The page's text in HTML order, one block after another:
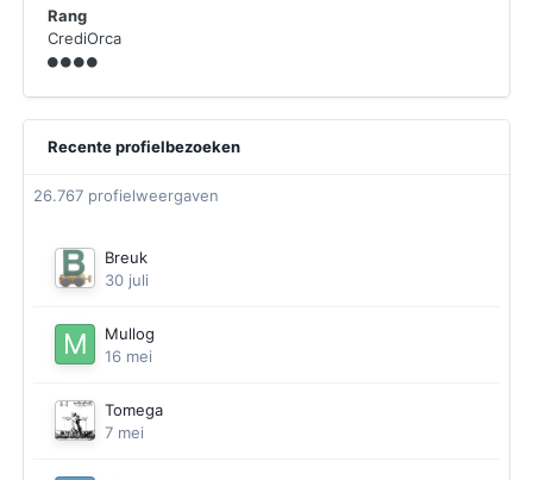
Rang
CrediOrca
Recente profielbezoeken
26.767 profielweergaven
Breuk
30 juli
Mullog
16 mei
Tomega
7 mei